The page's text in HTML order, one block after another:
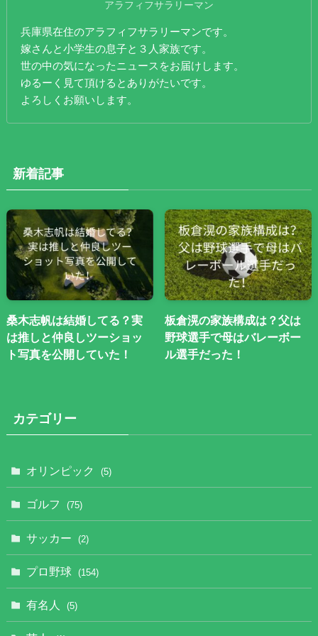
アラフィフサラリーマン
兵庫県在住のアラフィフサラリーマンです。
嫁さんと小学生の息子と３人家族です。
世の中の気になったニュースをお届けします。
ゆるーく見て頂けるとありがたいです。
よろしくお願いします。
新着記事
桑木志帆は結婚してる？実
は推しと仲良しツーショッ
ト写真を公開していた！
板倉滉の家族構成は？父は
野球選手で母はバレーボー
ル選手だった！
カテゴリー
オリンピック (5)
ゴルフ (75)
サッカー (2)
プロ野球 (154)
有名人 (5)